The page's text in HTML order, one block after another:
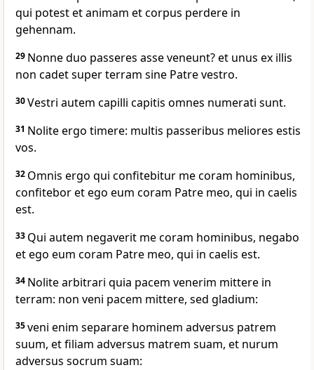
qui potest et animam et corpus perdere in
gehennam.
29 Nonne duo passeres asse veneunt? et unus ex illis
non cadet super terram sine Patre vestro.
30Vestri autem capilli capitis omnes numerati sunt.
31 Nolite ergo timere: multis passeribus meliores estis
vos.
32 Omnis ergo qui confitebitur me coram hominibus,
confitebor et ego eum coram Patre meo, qui in caelis
est.
33 Qui autem negaverit me coram hominibus, negabo
et ego eum coram Patre meo, qui in caelis est.
34 Nolite arbitrari quia pacem venerim mittere in
terram: non veni pacem mittere, sed gladium:
35veni enim separare hominem adversus patrem
suum, et filiam adversus matrem suam, et nurum
adversus socrum suam: